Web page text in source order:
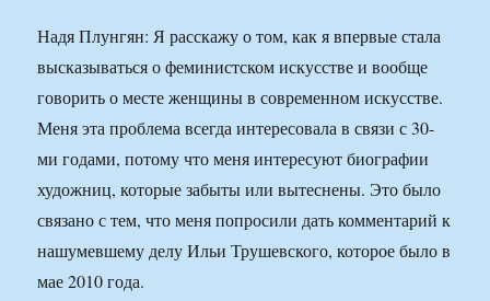
Надя Плунгян: Я расскажу о том, как я впервые стала
высказываться о феминистском искусстве и вообще
говорить о месте женщины в современном искусстве.
Меня эта проблема всегда интересовала в связи с 30-
ми годами, потому что меня интересуют биографии
художниц, которые забыты или вытеснены. Это было
связано с тем, что меня попросили дать комментарий к
нашумевшему делу Ильи Трушевского, которое было в
мае 2010 года.